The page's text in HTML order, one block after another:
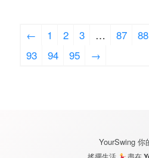
← 1 2 3 … 87 88
93
94 95 →
YourSwing 你